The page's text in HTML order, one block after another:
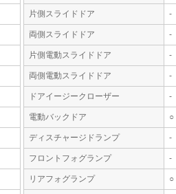
片側スライドドア -
両側スライドドア -
片側電動スライドドア -
両側電動スライドドア -
ドアイージークローザー -
電動バックドア ○
ディスチャージドランプ -
フロントフォグランプ -
リアフォグランプ ○